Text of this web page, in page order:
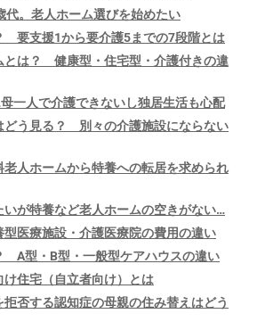
代。老人ホーム選びを始めたい
要支援1から要介護5までの7段階とは
とは？ 健康型・住宅型・介護付きの違
一人で介護できないし独居生活も心配
どう見る？ 別々の介護施設にならない
人ホームから特養への転居を求められ
いが特養など老人ホームの空きがない…
医療施設・介護医療院の費用の違い
A型・B型・一般型ケアハウスの違い
住宅（自立者向け）とは
否する認知症の母親の住み替えはどう